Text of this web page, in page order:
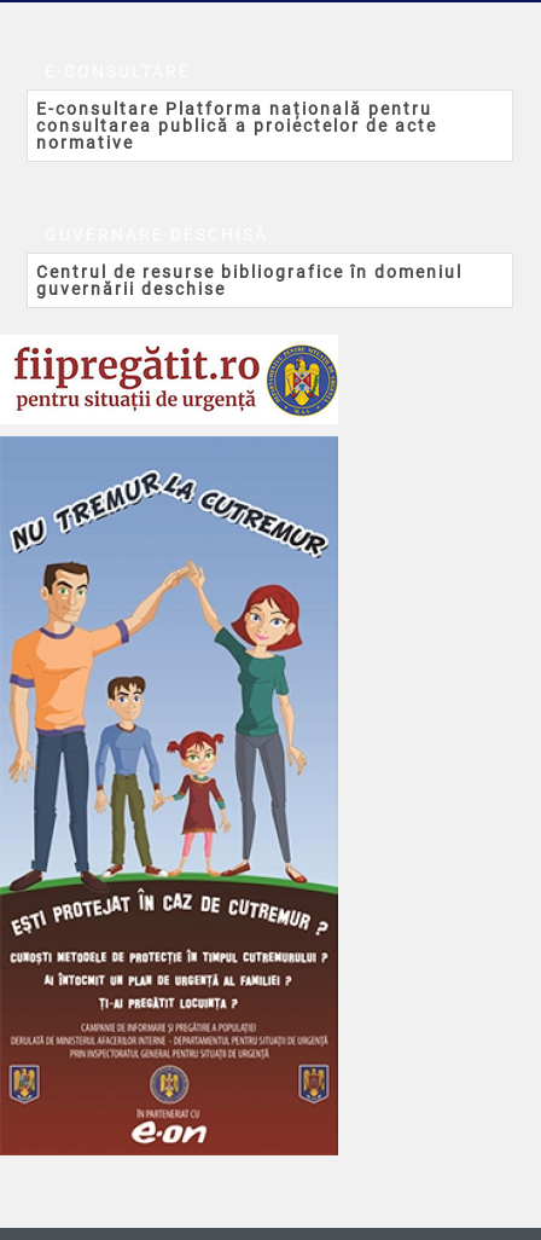
E-consultare Platforma națională pentru
consultarea publică a proiectelor de acte
normative
Centrul de resurse bibliografice în domeniul
guvernării deschise